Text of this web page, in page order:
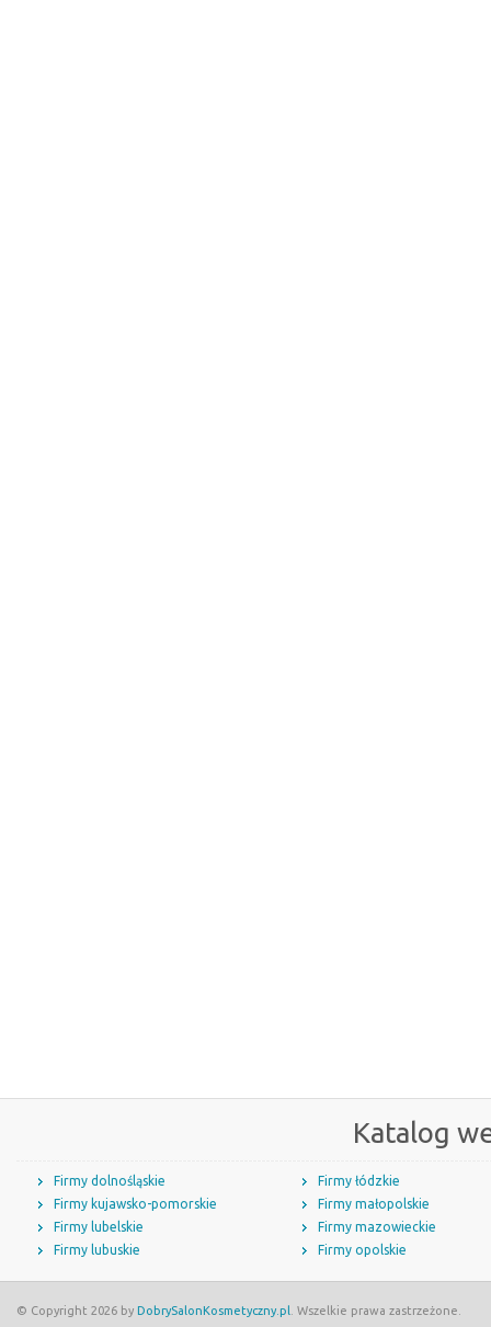
Katalog
Firmy dolnośląskie
Firmy kujawsko-pomorskie
Firmy lubelskie
Firmy lubuskie
Firmy łódzkie
Firmy małopolskie
Firmy mazowieckie
Firmy opolskie
© Copyright 2026 by DobrySalonKosmetyczny.pl . Wszelkie prawa zastrzeżone.